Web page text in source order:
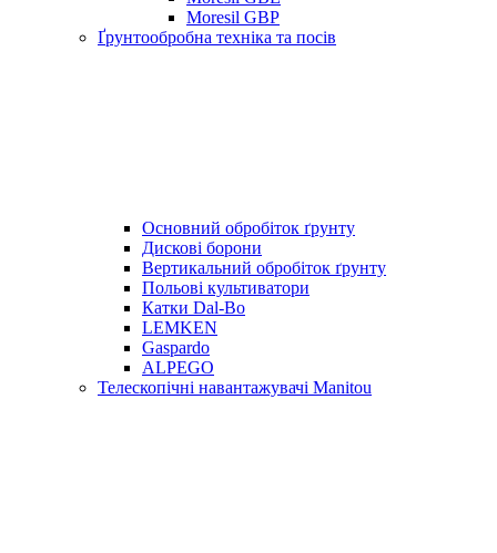
Moresil GBP
Ґрунтообробна техніка та посів
Основний обробіток ґрунту
Дискові борони
Вертикальний обробіток ґрунту
Польові культиватори
Катки Dal-Bo
LEMKEN
Gaspardo
ALPEGO
Телескопічні навантажувачі Manitou